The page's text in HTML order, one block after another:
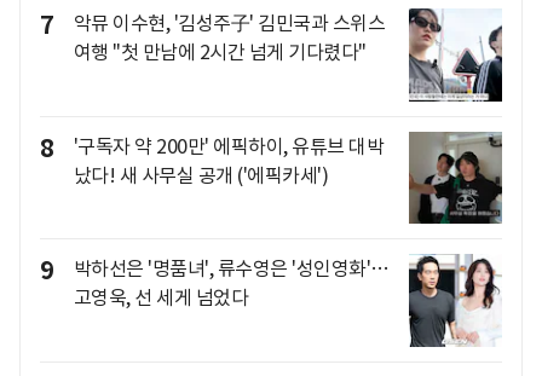
7
악뮤 이수현, '김성주子' 김민국과 스위스
여행 "첫 만남에 2시간 넘게 기다렸다"
8
'구독자 약 200만' 에픽하이, 유튜브 대박
났다! 새 사무실 공개 ('에픽카세')
9
박하선은 '명품녀', 류수영은 '성인영화'…
고영욱, 선 세게 넘었다